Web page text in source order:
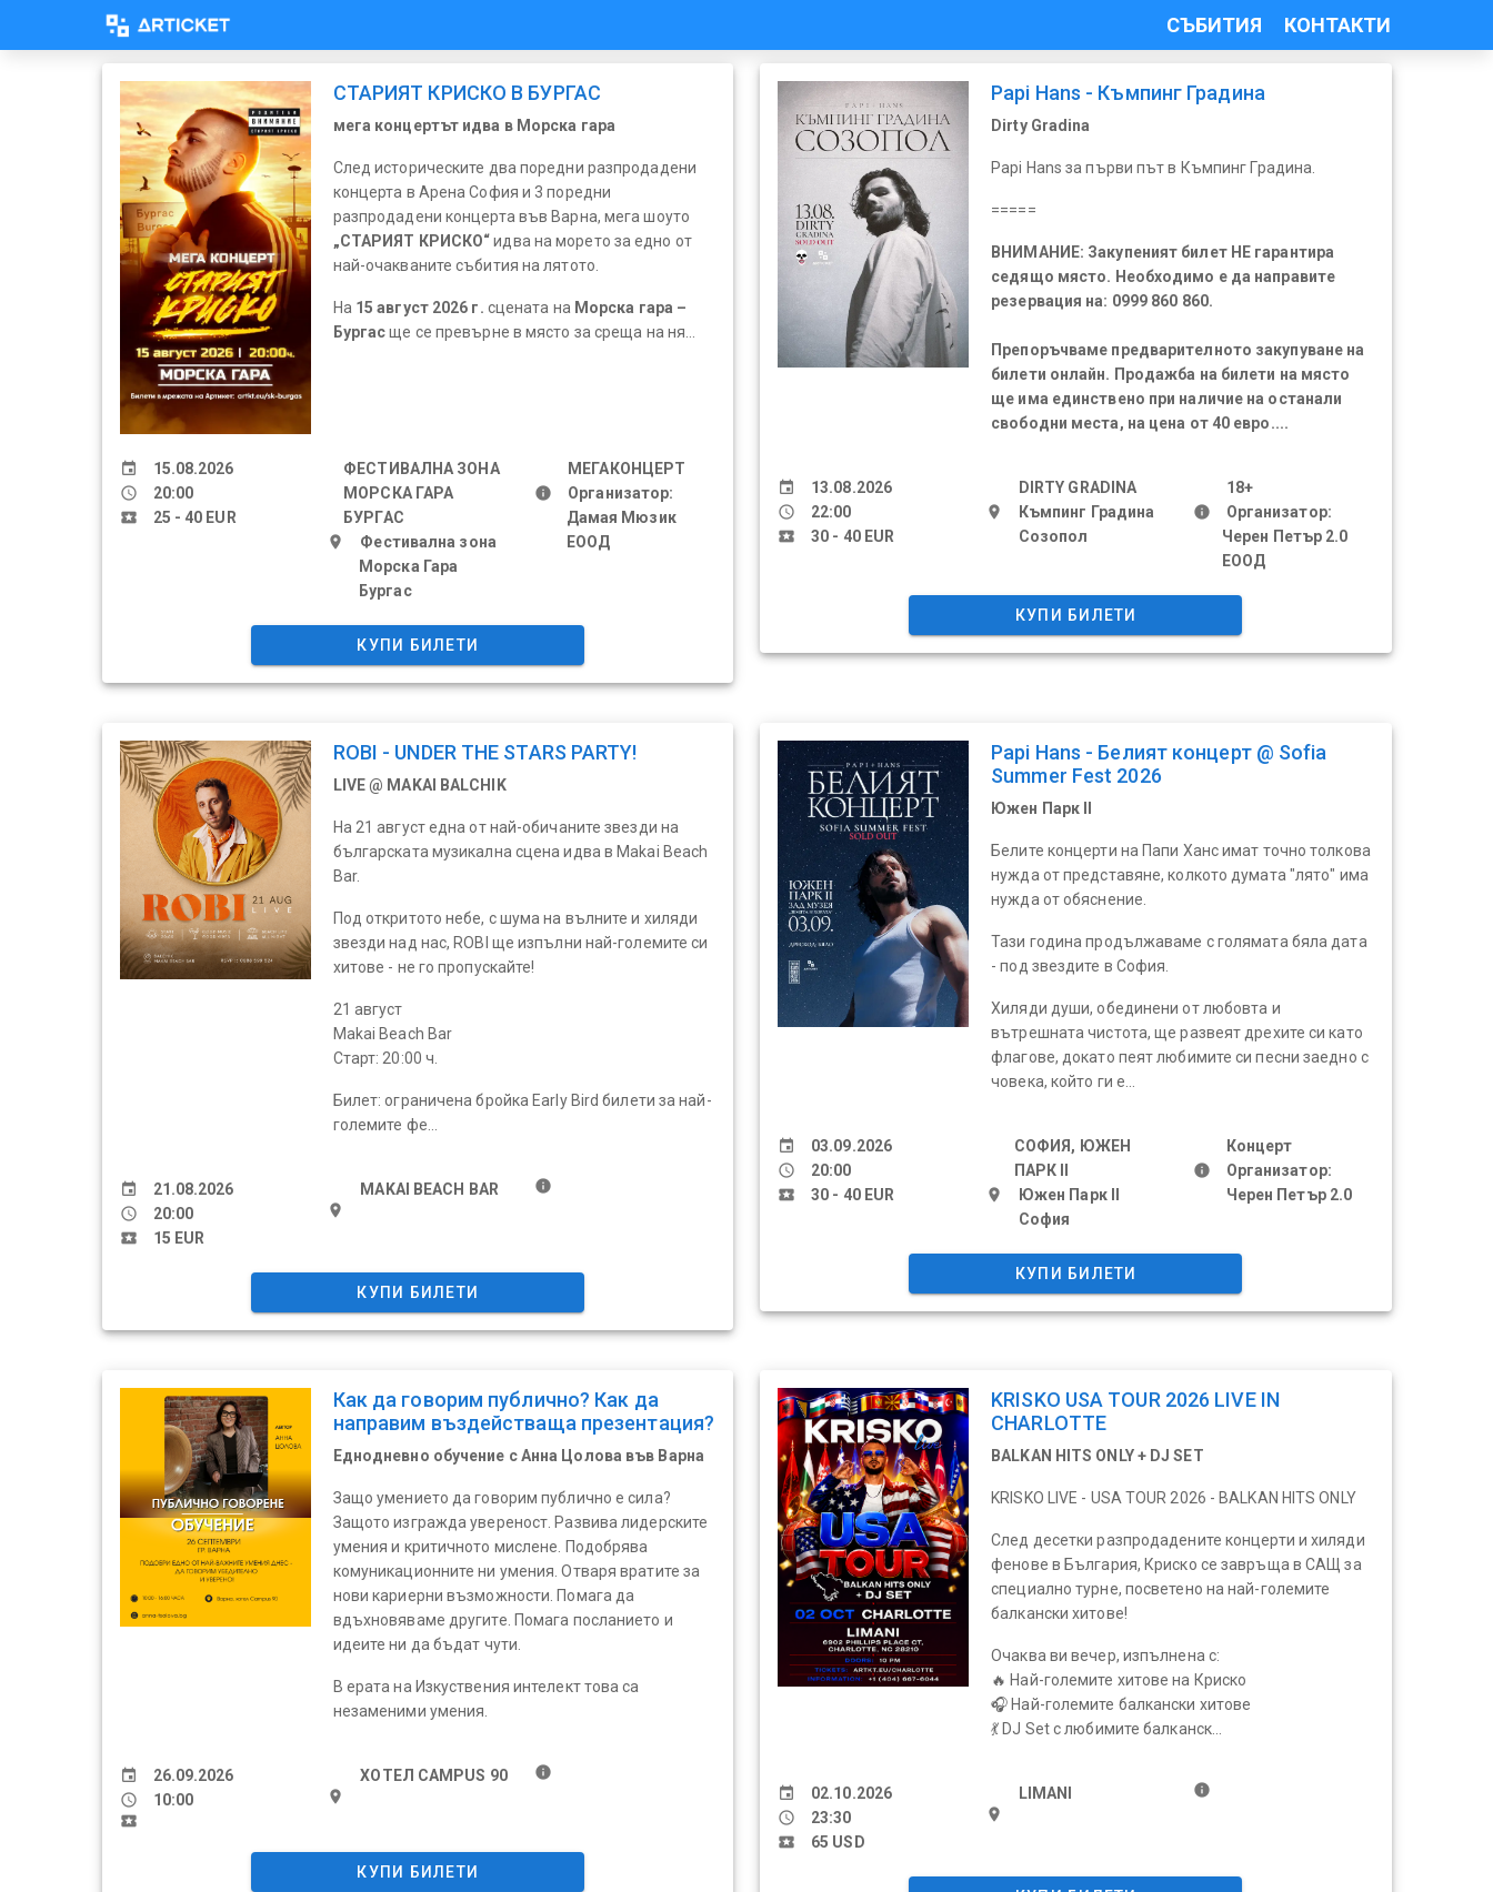
СЪБИТИЯ КОНТАКТИ
СТАРИЯТ КРИСКО В БУРГАС
мега концертът идва в Морска гара
След историческите два поредни разпродадени
концерта в Арена София и 3 поредни
разпродадени концерта във Варна, мега шоуто
„СТАРИЯТ КРИСКО“идва на морето за едно от
най-очакваните събития на лятото.
На 15 август 2026 г. сцената на Морска гара –
Бургасще се превърне в място за среща на ня...
event
15.08.2026
schedule
20:00
local_activity
25 - 40 EUR
ФЕСТИВАЛНА ЗОНА
МОРСКА ГАРА
БУРГАС
place
Фестивална зона
Морска Гара
Бургас
МЕГАКОНЦЕРТ
info
Организатор:
Дамая Мюзик
ЕООД
КУПИ БИЛЕТИ
Papi Hans - Къмпинг Градина
Dirty Gradina
Papi Hans за първи път в Къмпинг Градина.
=====
ВНИМАНИЕ: Закупеният билет НЕ гарантира
седящо място. Необходимо е да направите
резервация на: 0999 860 860.
Препоръчваме предварителното закупуване на
билети онлайн. Продажба на билети на място
ще има единствено при наличие на останали
свободни места, на цена от 40 евро....
event
13.08.2026
schedule
22:00
local_activity
30 - 40 EUR
DIRTY GRADINA
place
Къмпинг Градина
Созопол
18+
info
Организатор:
Черен Петър 2.0
ЕООД
КУПИ БИЛЕТИ
ROBI - UNDER THE STARS PARTY!
LIVE @ MAKAI BALCHIK
На 21 август една от най-обичаните звезди на
българската музикална сцена идва в Makai Beach
Bar.
Под откритото небе, с шумa на вълните и хиляди
звезди над нас, ROBI ще изпълни най-големите си
хитове - не го пропускайте!
21 август
Makai Beach Bar
Старт: 20:00 ч.
Билет: ограничена бройка Early Bird билети за най-
големите фе...
event
21.08.2026
schedule
20:00
local_activity
15 EUR
MAKAI BEACH BAR
place
info
КУПИ БИЛЕТИ
Papi Hans - Белият концерт @ Sofia
Summer Fest 2026
Южен Парк II
Белите концерти на Папи Ханс имат точно толкова
нужда от представяне, колкото думата "лято" има
нужда от обяснение.
Тази година продължаваме с голямата бяла дата
- под звездите в София.
Хиляди души, обединени от любовта и
вътрешната чистота, ще развеят дрехите си като
флагове, докато пеят любимите си песни заедно с
човека, който ги е...
event
03.09.2026
schedule
20:00
local_activity
30 - 40 EUR
СОФИЯ, ЮЖЕН
ПАРК II
place
Южен Парк II
София
Концерт
info
Организатор:
Черен Петър 2.0
КУПИ БИЛЕТИ
Как да говорим публично? Как да
направим въздействаща презентация?
Еднодневно обучение с Анна Цолова във Варна
Защо умението да говорим публично е сила?
Защото изгражда увереност. Развива лидерските
умения и критичното мислене. Подобрява
комуникационните ни умения. Отваря вратите за
нови кариерни възможности. Помага да
вдъхновяваме другите. Помага посланието и
идеите ни да бъдат чути.
В ерата на Изкуствения интелект това са
незаменими умения.
event
26.09.2026
schedule
10:00
local_activity
ХОТЕЛ CAMPUS 90
place
info
КУПИ БИЛЕТИ
KRISKO USA TOUR 2026 LIVE IN
CHARLOTTE
BALKAN HITS ONLY + DJ SET
KRISKO LIVE - USA TOUR 2026 - BALKAN HITS ONLY
След десетки разпродадените концерти и хиляди
фенове в България, Криско се завръща в САЩ за
специално турне, посветено на най-големите
балкански хитове!
Очаква ви вечер, изпълнена с:
🔥 Най-големите хитове на Криско
🎧 Най-големите балкански хитове
💃 DJ Set с любимите балканск...
event
02.10.2026
schedule
23:30
local_activity
65 USD
LIMANI
place
info